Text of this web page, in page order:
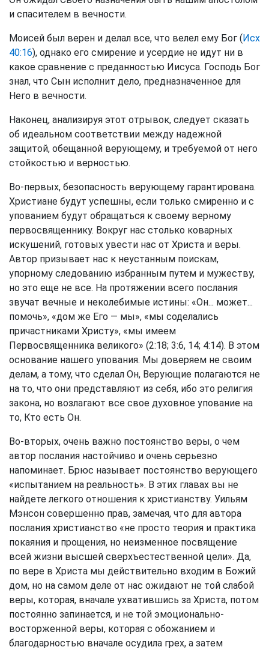
и спасителем в вечности.
Моисей был верен и делал все, что велел ему Бог (Исх
40:16), однако его смирение и усердие не идут ни в
какое сравнение с преданностью Иисуса. Господь Бог
знал, что Сын исполнит дело, предназначенное для
Него в вечности.
Наконец, анализируя этот отрывок, следует сказать
об идеальном соответствии между надежной
защитой, обещанной верующему, и требуемой от него
стойкостью и верностью.
Во-первых, безопасность верующему гарантирована.
Христиане будут успешны, если только смиренно и с
упованием будут обращаться к своему верному
первосвященнику. Вокруг нас столько коварных
искушений, готовых увести нас от Христа и веры.
Автор призывает нас к неустанным поискам,
упорному следованию избранным путем и мужеству,
но это еще не все. На протяжении всего послания
звучат вечные и неколебимые истины: «Он... может...
помочь», «дом же Его — мы», «мы соделались
причастниками Христу», «мы имеем
Первосвященника великого» (2:18; 3:6, 14; 4:14). В этом
основание нашего упования. Мы доверяем не своим
делам, а тому, что сделал Он, Верующие полагаются не
на то, что они представляют из себя, ибо это религия
закона, но возлагают все свое духовное упование на
то, Кто есть Он.
Во-вторых, очень важно постоянство веры, о чем
автор послания настойчиво и очень серьезно
напоминает. Брюс называет постоянство верующего
«испытанием на реальность». В этих главах вы не
найдете легкого отношения к христианству. Уильям
Мэнсон совершенно прав, замечая, что для автора
послания христианство «не просто теория и практика
покаяния и прощения, но неизменное посвящение
всей жизни высшей сверхъестественной цели». Да,
по вере в Христа мы действительно входим в Божий
дом, но на самом деле от нас ожидают не той слабой
веры, которая, вначале ухватившись за Христа, потом
постоянно запинается, и не той эмоционально-
восторженной веры, которая с обожанием и
благодарностью вначале осудила грех, а затем